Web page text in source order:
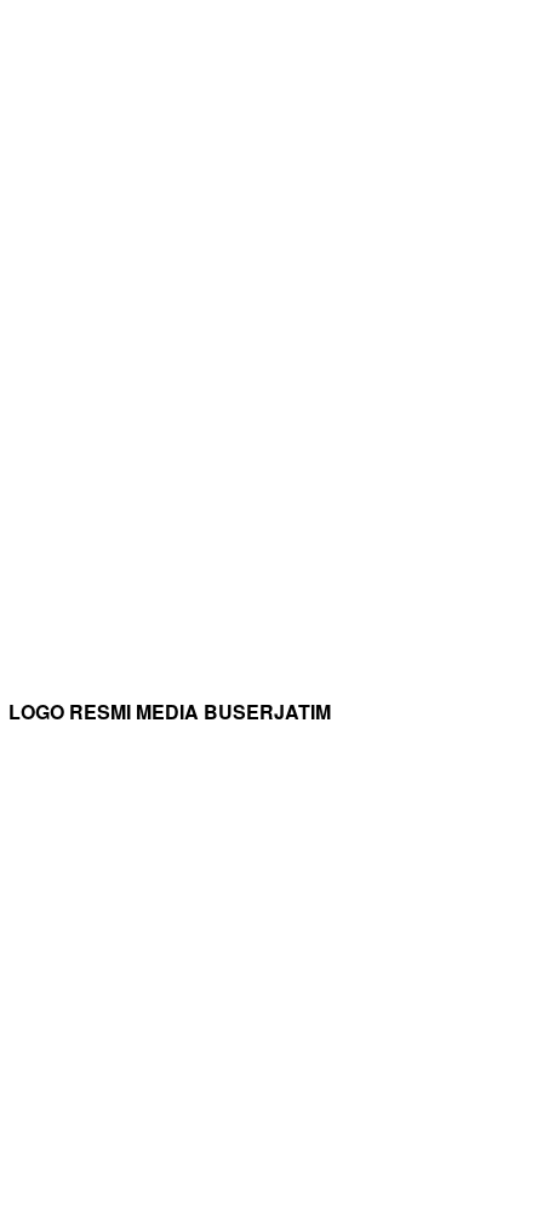
LOGO RESMI MEDIA BUSERJATIM